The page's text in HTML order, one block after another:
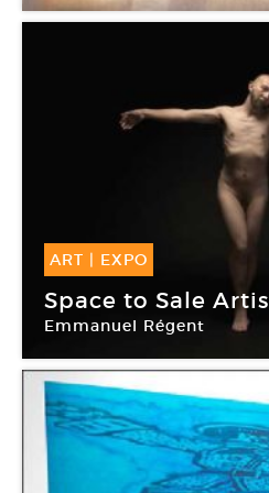
ART | EXPO
05 Déc -07 Fév
Space to Sale
Emmanuel Régent